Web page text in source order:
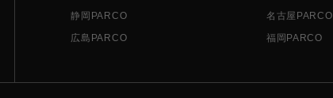
静岡PARCO
名古屋PARCO
広島PARCO
福岡PARCO